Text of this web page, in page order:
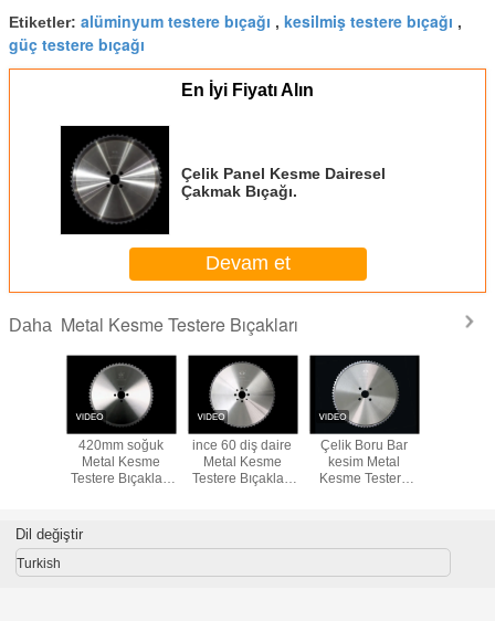
Etiketler: alüminyum testere bıçağı , kesilmiş testere bıçağı ,
güç testere bıçağı
En İyi Fiyatı Alın
Çelik Panel Kesme Dairesel
Çakmak Bıçağı.
Devam et
Daha Metal Kesme Testere Bıçakları
420mm soğuk
Metal Kesme
Testere Bıçakları
ince 60 diş daire
Metal Kesme
Testere Bıçakları
Çelik Boru Bar
kesim Metal
Kesme Testere
2.0mm
Dil değiştir
Turkish